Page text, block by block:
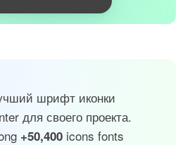
шрифт иконки
для своего проекта.
+50,400 icons fonts